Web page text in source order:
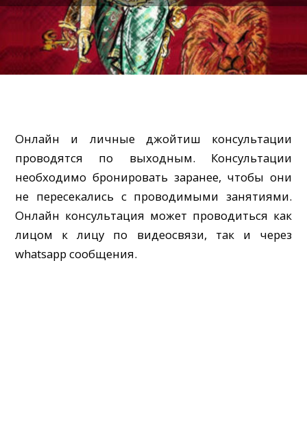
Онлайн и личные джойтиш консультации
проводятся по выходным. Консультации
необходимо бронировать заранее, чтобы они
не пересекались с проводимыми занятиями.
Онлайн консультация может проводиться как
лицом к лицу по видеосвязи, так и через
whatsapp сообщения.